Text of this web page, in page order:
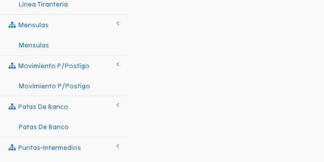
Linea Tiranteria
Mensulas
Mensulas
Movimiento P/postigo
Movimiento P/postigo
Patas De Banco
Patas De Banco
Puntas-Intermedios